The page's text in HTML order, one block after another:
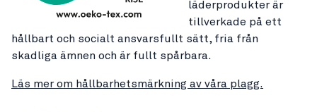
läderprodukter är
tillverkade på ett
hållbart och socialt ansvarsfullt sätt, fria från
skadliga ämnen och är fullt spårbara.
Läs mer om hållbarhetsmärkning av våra plagg.